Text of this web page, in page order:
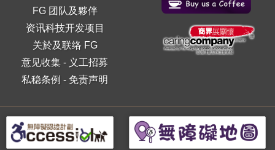
FG 团队及夥伴
资讯科技开发项目
关於及联络 FG
意见收集 - 义工招募
私稳条例 - 免责声明